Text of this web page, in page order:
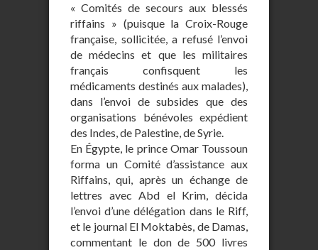
« Comités de secours aux blessés
riffains » (puisque la Croix-Rouge
française, sollicitée, a refusé l’envoi
de médecins et que les militaires
français confisquent les
médicaments destinés aux malades),
dans l’envoi de subsides que des
organisations bénévoles expédient
des Indes, de Palestine, de Syrie.
En Égypte, le prince Omar Toussoun
forma un Comité d’assistance aux
Riffains, qui, après un échange de
lettres avec Abd el Krim, décida
l’envoi d’une délégation dans le Riff,
et le journal El Moktabès, de Damas,
commentant le don de 500 livres